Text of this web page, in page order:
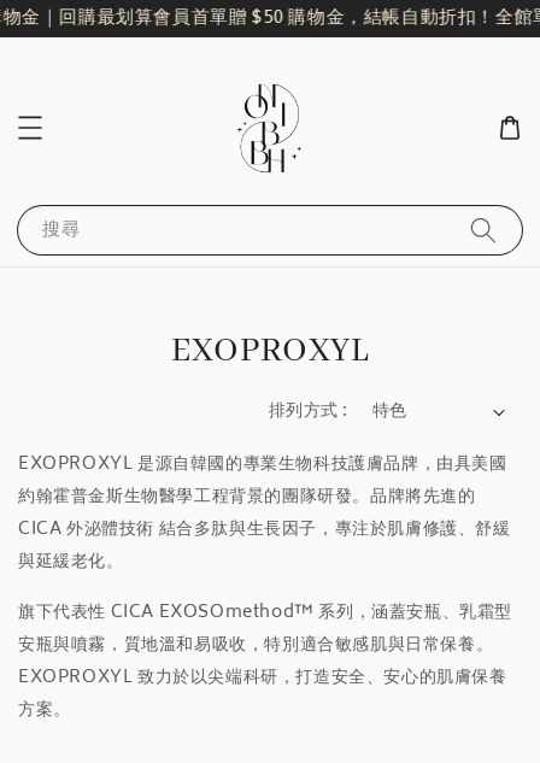
金｜回購最划算會員首單贈 $50 購物金，結帳自動折扣！全館
搜尋
EXOPROXYL
排列方式 :
EXOPROXYL 是源自韓國的專業生物科技護膚品牌，由具美國
約翰霍普金斯生物醫學工程背景的團隊研發。品牌將先進的
CICA 外泌體技術 結合多肽與生長因子，專注於肌膚修護、舒緩
與延緩老化。
旗下代表性 CICA EXOSOmethod™ 系列，涵蓋安瓶、乳霜型
安瓶與噴霧，質地溫和易吸收，特別適合敏感肌與日常保養。
EXOPROXYL 致力於以尖端科研，打造安全、安心的肌膚保養
方案。